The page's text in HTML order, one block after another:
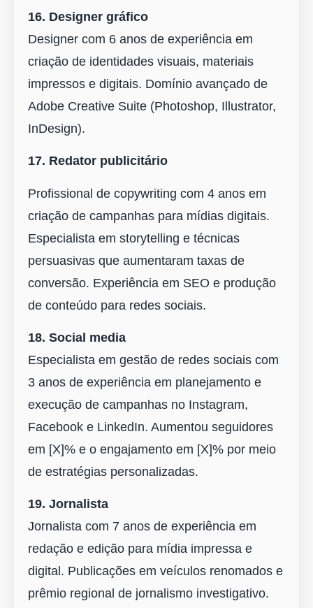
16. Designer gráfico
Designer com 6 anos de experiência em
criação de identidades visuais, materiais
impressos e digitais. Domínio avançado de
Adobe Creative Suite (Photoshop, Illustrator,
InDesign).
17. Redator publicitário
Profissional de copywriting com 4 anos em
criação de campanhas para mídias digitais.
Especialista em storytelling e técnicas
persuasivas que aumentaram taxas de
conversão. Experiência em SEO e produção
de conteúdo para redes sociais.
18. Social media
Especialista em gestão de redes sociais com
3 anos de experiência em planejamento e
execução de campanhas no Instagram,
Facebook e LinkedIn. Aumentou seguidores
em [X]% e o engajamento em [X]% por meio
de estratégias personalizadas.
19. Jornalista
Jornalista com 7 anos de experiência em
redação e edição para mídia impressa e
digital. Publicações em veículos renomados e
prêmio regional de jornalismo investigativo.